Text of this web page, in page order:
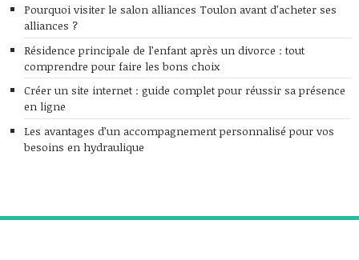
Pourquoi visiter le salon alliances Toulon avant d’acheter ses
alliances ?
Résidence principale de l’enfant après un divorce : tout
comprendre pour faire les bons choix
Créer un site internet : guide complet pour réussir sa présence
en ligne
Les avantages d’un accompagnement personnalisé pour vos
besoins en hydraulique